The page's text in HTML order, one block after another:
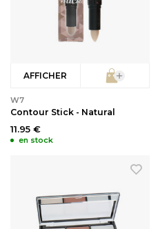
AFFICHER
W7
Contour Stick - Natural
11.95 €
en stock